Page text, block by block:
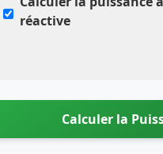
réactive
Calculer la